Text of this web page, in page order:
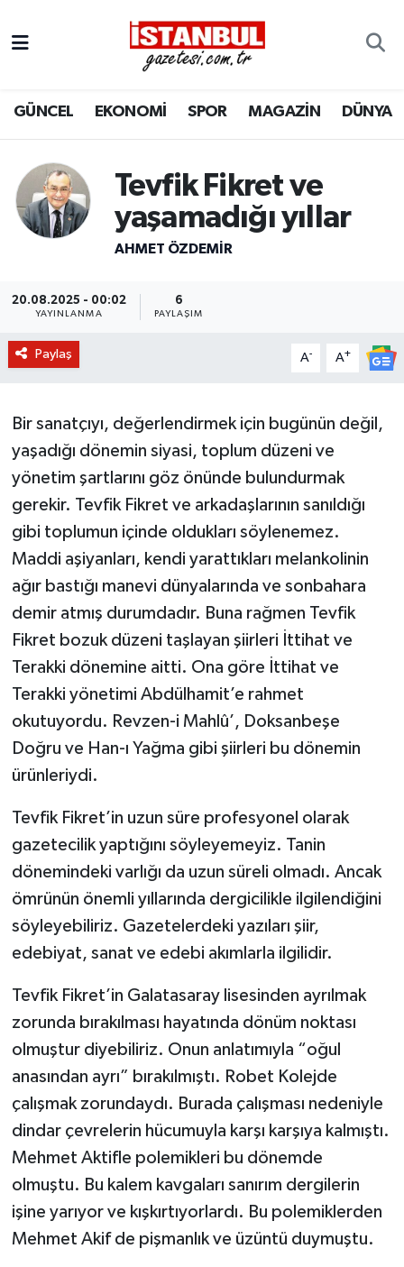
GÜNCEL EKONOMİ SPOR MAGAZİN DÜNYA
Tevfik Fikret ve
yaşamadığı yıllar
AHMET ÖZDEMIR
20.08.2025 - 00:02
YAYINLANMA
6
PAYLAŞIM
Paylaş A- A+
Bir sanatçıyı, değerlendirmek için bugünün değil,
yaşadığı dönemin siyasi, toplum düzeni ve
yönetim şartlarını göz önünde bulundurmak
gerekir. Tevfik Fikret ve arkadaşlarının sanıldığı
gibi toplumun içinde oldukları söylenemez.
Maddi aşiyanları, kendi yarattıkları melankolinin
ağır bastığı manevi dünyalarında ve sonbahara
demir atmış durumdadır. Buna rağmen Tevfik
Fikret bozuk düzeni taşlayan şiirleri İttihat ve
Terakki dönemine aitti. Ona göre İttihat ve
Terakki yönetimi Abdülhamit’e rahmet
okutuyordu. Revzen-i Mahlû’, Doksanbeşe
Doğru ve Han-ı Yağma gibi şiirleri bu dönemin
ürünleriydi.
Tevfik Fikret’in uzun süre profesyonel olarak
gazetecilik yaptığını söyleyemeyiz. Tanin
dönemindeki varlığı da uzun süreli olmadı. Ancak
ömrünün önemli yıllarında dergicilikle ilgilendiğini
söyleyebiliriz. Gazetelerdeki yazıları şiir,
edebiyat, sanat ve edebi akımlarla ilgilidir.
Tevfik Fikret’in Galatasaray lisesinden ayrılmak
zorunda bırakılması hayatında dönüm noktası
olmuştur diyebiliriz. Onun anlatımıyla “oğul
anasından ayrı” bırakılmıştı. Robet Kolejde
çalışmak zorundaydı. Burada çalışması nedeniyle
dindar çevrelerin hücumuyla karşı karşıya kalmıştı.
Mehmet Aktifle polemikleri bu dönemde
olmuştu. Bu kalem kavgaları sanırım dergilerin
işine yarıyor ve kışkırtıyorlardı. Bu polemiklerden
Mehmet Akif de pişmanlık ve üzüntü duymuştu.
EKONOMİ
İSTANBUL
DÜNYA
MAGAZİN
KÜLTÜR SANAT
BİLİM VE TEKNOLOJİ
OTOMOBİL
KURUMSAL
Nöbetçi Eczaneler
Hava Durumu
Trafik Durumu
Süper Lig Puan Durumu ve Fikstür
Tüm Manşetler
Son Dakika Haberleri
Haber Arşivi